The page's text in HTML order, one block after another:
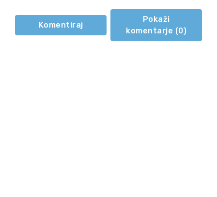
Komentiraj
Pokaži
komentarje (0)